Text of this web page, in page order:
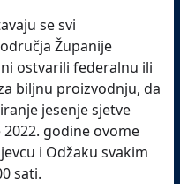
se svi
Županije
ostvarili federalnu ili
biljnu proizvodnju, da
jesenje sjetve
godine ovome
i Odžaku svakim
sati.